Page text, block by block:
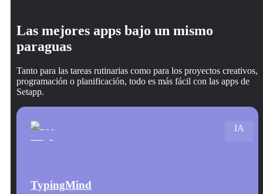
Las mejores apps bajo un mismo
paraguas
Tanto para las tareas rutinarias como para los proyectos creativos,
programación o planificación, todo es más fácil con las apps de
Setapp.
TypingMind
IA